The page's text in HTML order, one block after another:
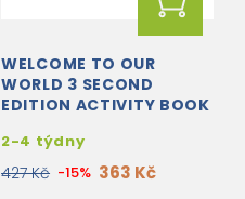
WELCOME TO OUR
WORLD 3 SECOND
EDITION ACTIVITY BOOK
2-4 týdny
427 Kč -15% 363 Kč